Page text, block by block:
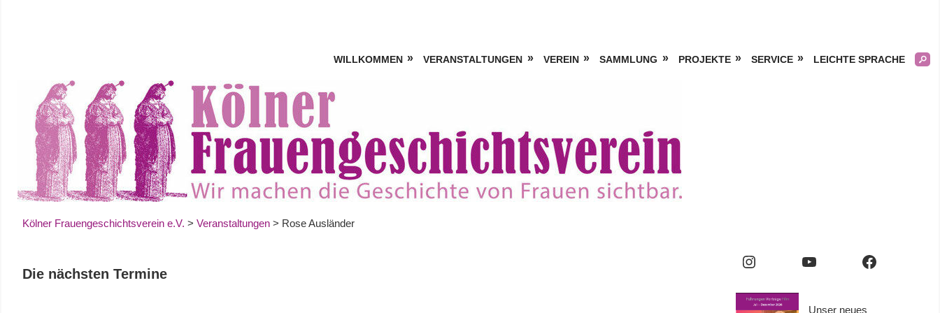
WILLKOMMEN VERANSTALTUNGEN VEREIN SAMMLUNG PROJEKTE SERVICE LEICHTE SPRACHE
Kölner Frauengeschichtsverein e.V. > Veranstaltungen > Rose Ausländer
Die nächsten Termine
Instagram YouTube Facebook
Unser neues